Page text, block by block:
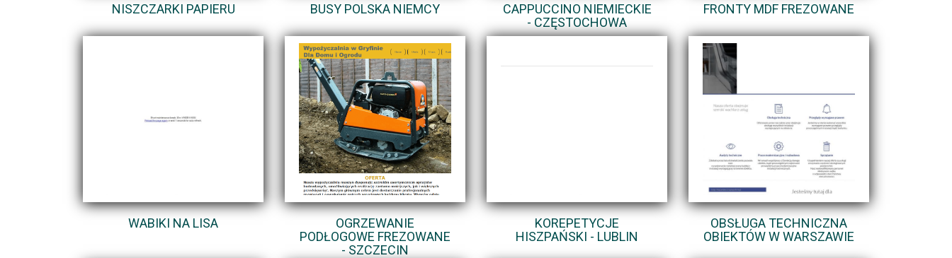
NISZCZARKI PAPIERU BUSY POLSKA NIEMCY
CAPPUCCINO NIEMIECKIE
- CZĘSTOCHOWA
FRONTY MDF FREZOWANE
WABIKI NA LISA
OGRZEWANIE
PODŁOGOWE FREZOWANE
- SZCZECIN
KOREPETYCJE
HISZPAŃSKI - LUBLIN
OBSŁUGA TECHNICZNA
OBIEKTÓW W WARSZAWIE